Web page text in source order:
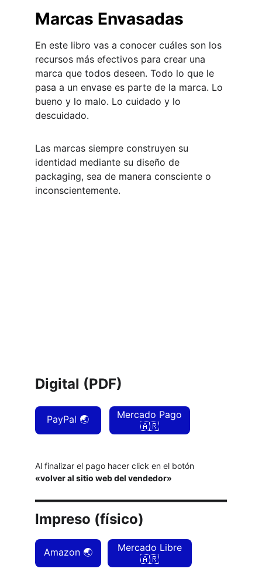
Marcas Envasadas
En este libro vas a conocer cuáles son los
recursos más efectivos para crear una
marca que todos deseen. Todo lo que le
pasa a un envase es parte de la marca. Lo
bueno y lo malo. Lo cuidado y lo
descuidado.
Las marcas siempre construyen su
identidad mediante su diseño de
packaging, sea de manera consciente o
inconscientemente.
Mercado Pago
🇦🇷
Digital (PDF)
PayPal 🌏
Impreso (físico)
Mercado Libre
🇦🇷
Amazon 🌏
Al finalizar el pago hacer click en el botón
«volver al sitio web del vendedor»